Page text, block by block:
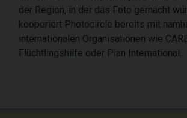
der Region, in der das Foto gemacht
kooperiert Photocircle bereits mit
internationalen Organisationen wie
Flüchtlingshilfe oder Plan International.